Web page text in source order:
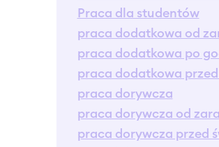
Praca dla studentów
praca dodatkowa od
praca dodatkowa po
praca dodatkowa
praca dorywcza
praca dorywcza od
praca dorywcza przed